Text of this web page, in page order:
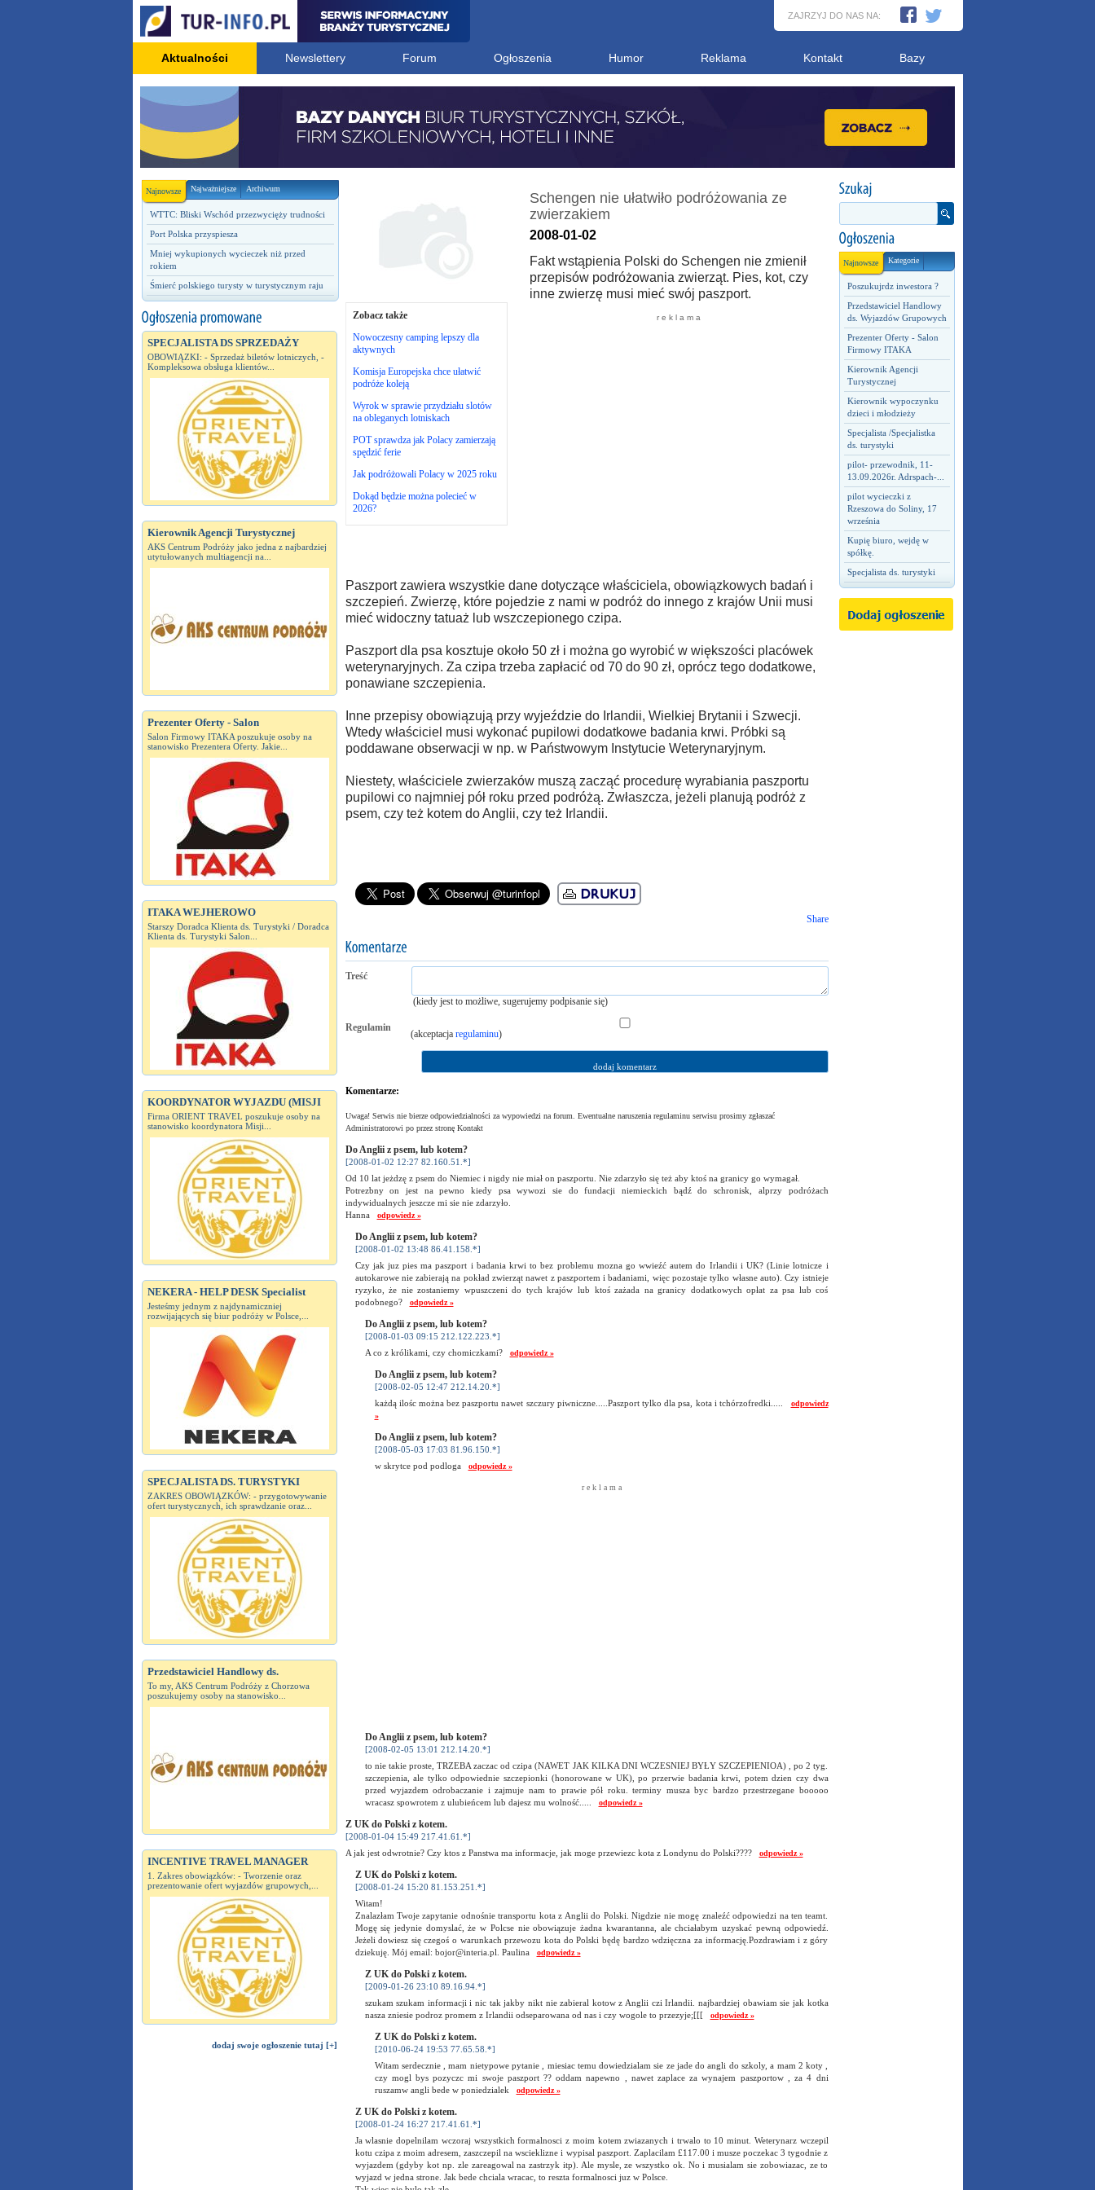
ZAJRZYJ DO NAS NA:
Aktualności Newslettery Forum Ogłoszenia Humor Reklama Kontakt Bazy
Najnowsze Najważniejsze Archiwum
WTTC: Bliski Wschód przezwycięży trudności
Port Polska przyspiesza
Mniej wykupionych wycieczek niż przed
rokiem
Śmierć polskiego turysty w turystycznym raju
SPECJALISTA DS SPRZEDAŻY
OBOWIĄZKI: - Sprzedaż biletów lotniczych, -
Kompleksowa obsługa klientów...
Kierownik Agencji Turystycznej
AKS Centrum Podróży jako jedna z najbardziej
utytułowanych multiagencji na...
Prezenter Oferty - Salon
Salon Firmowy ITAKA poszukuje osoby na
stanowisko Prezentera Oferty. Jakie...
ITAKA WEJHEROWO
Starszy Doradca Klienta ds. Turystyki / Doradca
Klienta ds. Turystyki Salon...
KOORDYNATOR WYJAZDU (MISJI
Firma ORIENT TRAVEL poszukuje osoby na
stanowisko koordynatora Misji...
NEKERA - HELP DESK Specialist
Jesteśmy jednym z najdynamiczniej
rozwijających się biur podróży w Polsce,...
SPECJALISTA DS. TURYSTYKI
ZAKRES OBOWIĄZKÓW: - przygotowywanie
ofert turystycznych, ich sprawdzanie oraz...
Przedstawiciel Handlowy ds.
To my, AKS Centrum Podróży z Chorzowa
poszukujemy osoby na stanowisko...
INCENTIVE TRAVEL MANAGER
1. Zakres obowiązków: - Tworzenie oraz
prezentowanie ofert wyjazdów grupowych,...
dodaj swoje ogłoszenie tutaj [+]
Najnowsze Kategorie
Poszukujrdz inwestora ?
Przedstawiciel Handlowy
ds. Wyjazdów Grupowych
Prezenter Oferty - Salon
Firmowy ITAKA
Kierownik Agencji
Turystycznej
Kierownik wypoczynku
dzieci i młodzieży
Specjalista /Specjalistka
ds. turystyki
pilot- przewodnik, 11-
13.09.2026r. Adrspach-...
pilot wycieczki z
Rzeszowa do Soliny, 17
września
Kupię biuro, wejdę w
spółkę.
Specjalista ds. turystyki
Zobacz także
Nowoczesny camping lepszy dla
aktywnych
Komisja Europejska chce ułatwić
podróże koleją
Wyrok w sprawie przydziału slotów
na obleganych lotniskach
POT sprawdza jak Polacy zamierzają
spędzić ferie
Jak podróżowali Polacy w 2025 roku
Dokąd będzie można polecieć w
2026?
Schengen nie ułatwiło podróżowania ze
zwierzakiem
2008-01-02
Fakt wstąpienia Polski do Schengen nie zmienił
przepisów podróżowania zwierząt. Pies, kot, czy
inne zwierzę musi mieć swój paszport.
r e k l a m a
Paszport zawiera wszystkie dane dotyczące właściciela, obowiązkowych badań i
szczepień. Zwierzę, które pojedzie z nami w podróż do innego z krajów Unii musi
mieć widoczny tatuaż lub wszczepionego czipa.
Paszport dla psa kosztuje około 50 zł i można go wyrobić w większości placówek
weterynaryjnych. Za czipa trzeba zapłacić od 70 do 90 zł, oprócz tego dodatkowe,
ponawiane szczepienia.
Inne przepisy obowiązują przy wyjeździe do Irlandii, Wielkiej Brytanii i Szwecji.
Wtedy właściciel musi wykonać pupilowi dodatkowe badania krwi. Próbki są
poddawane obserwacji w np. w Państwowym Instytucie Weterynaryjnym.
Niestety, właściciele zwierzaków muszą zacząć procedurę wyrabiania paszportu
pupilowi co najmniej pół roku przed podróżą. Zwłaszcza, jeżeli planują podróż z
psem, czy też kotem do Anglii, czy też Irlandii.
Share
Treść
(kiedy jest to możliwe, sugerujemy podpisanie się)
Regulamin
(akceptacja regulaminu)
Komentarze:
Uwaga! Serwis nie bierze odpowiedzialności za wypowiedzi na forum. Ewentualne naruszenia regulaminu serwisu prosimy zgłaszać
Administratorowi po przez stronę Kontakt
Do Anglii z psem, lub kotem?
[2008-01-02 12:27 82.160.51.*]
Od 10 lat jeżdzę z psem do Niemiec i nigdy nie miał on paszportu. Nie zdarzyło się też aby ktoś na granicy go wymagał.
Potrezbny on jest na pewno kiedy psa wywozi sie do fundacji niemieckich bądź do schronisk, alprzy podróżach
indywidualnych jeszcze mi sie nie zdarzyło.
Hanna odpowiedz »
Do Anglii z psem, lub kotem?
[2008-01-02 13:48 86.41.158.*]
Czy jak juz pies ma paszport i badania krwi to bez problemu mozna go wwieźć autem do Irlandii i UK? (Linie lotnicze i
autokarowe nie zabierają na pokład zwierząt nawet z paszportem i badaniami, więc pozostaje tylko własne auto). Czy istnieje
ryzyko, że nie zostaniemy wpuszczeni do tych krajów lub ktoś zażada na granicy dodatkowych opłat za psa lub coś
podobnego? odpowiedz »
Do Anglii z psem, lub kotem?
[2008-01-03 09:15 212.122.223.*]
A co z królikami, czy chomiczkami? odpowiedz »
Do Anglii z psem, lub kotem?
[2008-02-05 12:47 212.14.20.*]
każdą ilośc można bez paszportu nawet szczury piwniczne.....Paszport tylko dla psa, kota i tchórzofredki..... odpowiedz
»
Do Anglii z psem, lub kotem?
[2008-05-03 17:03 81.96.150.*]
w skrytce pod podloga odpowiedz »
r e k l a m a
Do Anglii z psem, lub kotem?
[2008-02-05 13:01 212.14.20.*]
to nie takie proste, TRZEBA zaczac od czipa (NAWET JAK KILKA DNI WCZESNIEJ BYŁY SZCZEPIENIOA) , po 2 tyg.
szczepienia, ale tylko odpowiednie szczepionki (honorowane w UK), po przerwie badania krwi, potem dzien czy dwa
przed wyjazdem odrobaczanie i zajmuje nam to prawie pół roku. terminy musza byc bardzo przestrzegane booooo
wracasz spowrotem z ulubieńcem lub dajesz mu wolność..... odpowiedz »
Z UK do Polski z kotem.
[2008-01-04 15:49 217.41.61.*]
A jak jest odwrotnie? Czy ktos z Panstwa ma informacje, jak moge przewiezc kota z Londynu do Polski???? odpowiedz »
Z UK do Polski z kotem.
[2008-01-24 15:20 81.153.251.*]
Witam!
Znalazłam Twoje zapytanie odnośnie transportu kota z Anglii do Polski. Nigdzie nie mogę znaleźć odpowiedzi na ten teamt.
Mogę się jedynie domyslać, że w Polcse nie obowiązuje żadna kwarantanna, ale chciałabym uzyskać pewną odpowiedź.
Jeżeli dowiesz się czegoś o warunkach przewozu kota do Polski będę bardzo wdzięczna za informację.Pozdrawiam i z góry
dziekuję. Mój email: bojor@interia.pl. Paulina odpowiedz »
Z UK do Polski z kotem.
[2009-01-26 23:10 89.16.94.*]
szukam szukam informacji i nic tak jakby nikt nie zabieral kotow z Anglii czi Irlandii. najbardziej obawiam sie jak kotka
nasza zniesie podroz promem z Irlandii odseparowana od nas i czy wogole to przezyje;[[[ odpowiedz »
Z UK do Polski z kotem.
[2010-06-24 19:53 77.65.58.*]
Witam serdecznie , mam nietypowe pytanie , miesiac temu dowiedzialam sie ze jade do angli do szkoly, a mam 2 koty ,
czy mogl bys pozyczc mi swoje paszport ?? oddam napewno , nawet zaplace za wynajem paszportow , za 4 dni
ruszamw angli bede w poniedzialek odpowiedz »
Z UK do Polski z kotem.
[2008-01-24 16:27 217.41.61.*]
Ja wlasnie dopelnilam wczoraj wszystkich formalnosci z moim kotem zwiazanych i trwalo to 10 minut. Weterynarz wczepil
kotu czipa z moim adresem, zaszczepil na wscieklizne i wypisal paszport. Zaplacilam £117.00 i musze poczekac 3 tygodnie z
wyjazdem (gdyby kot np. zle zareagowal na zastrzyk itp). Ale mysle, ze wszystko ok. No i musialam sie zobowiazac, ze to
wyjazd w jedna strone. Jak bede chciala wracac, to reszta formalnosci juz w Polsce.